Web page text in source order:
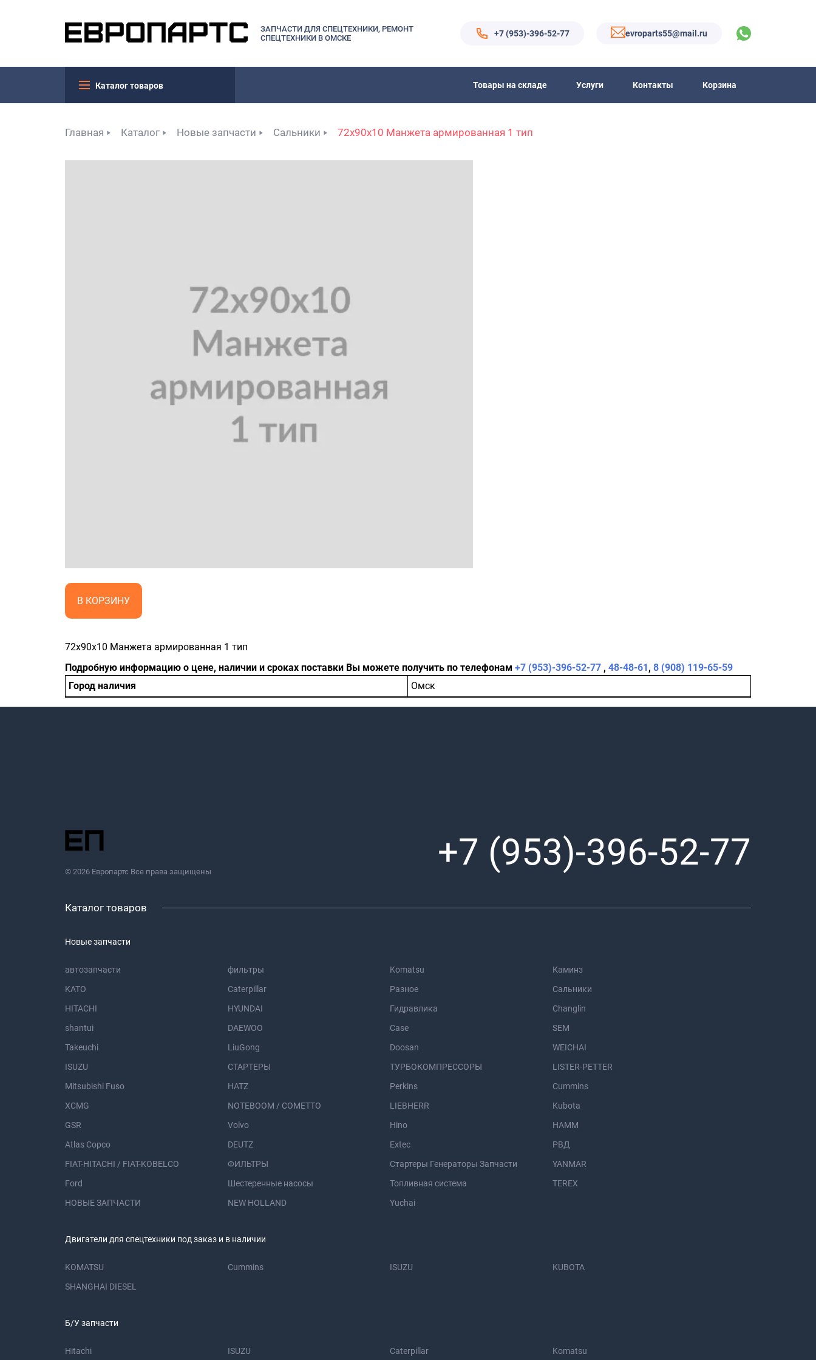
ЗАПЧАСТИ ДЛЯ СПЕЦТЕХНИКИ, РЕМОНТ
СПЕЦТЕХНИКИ В ОМСКЕ
+7 (953)-396-52-77 evroparts55@mail.ru
Каталог товаров Товары на складе Услуги Контакты Корзина
Главная Каталог Новые запчасти Сальники 72x90x10 Манжета армированная 1 тип
В КОРЗИНУ
72x90x10 Манжета армированная 1 тип
Подробную информацию о цене, наличии и сроках поставки Вы можете получить по телефонам +7 (953)-396-52-77 , 48-48-61, 8 (908) 119-65-59
Город наличия
Омск
© 2026 Европартс Все права защищены +7 (953)-396-52-77
Каталог товаров
Новые запчасти
автозапчасти фильтры Komatsu
Каминз
KATO
Caterpillar Разное
Сальники
HITACHI
HYUNDAI Гидравлика
Changlin
shantui
DAEWOO Case
SEM
Takeuchi
LiuGong Doosan
WEICHAI
ISUZU
СТАРТЕРЫ ТУРБОКОМПРЕССОРЫ
LISTER-PETTER
Mitsubishi Fuso
HATZ Perkins
Cummins
XCMG
NOTEBOOM / COMETTO LIEBHERR
Kubota
GSR
Volvo Hino
HAMM
Atlas Copco
DEUTZ Extec
РВД
FIAT-HITACHI / FIAT-KOBELCO
ФИЛЬТРЫ Стартеры Генераторы Запчасти
YANMAR
Ford
Шестеренные насосы Топливная система
TEREX
НОВЫЕ ЗАПЧАСТИ
NEW HOLLAND Yuchai
Двигатели для спецтехники под заказ и в наличии
KOMATSU Cummins ISUZU
KUBOTA
SHANGHAI DIESEL
Б/У запчасти
Hitachi ISUZU Caterpillar Komatsu